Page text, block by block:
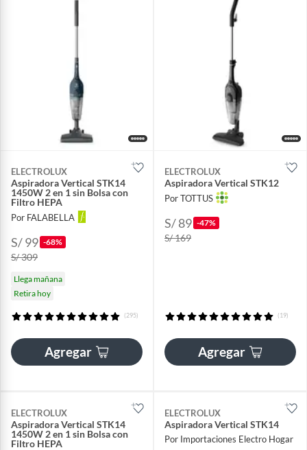
ELECTROLUX
Aspiradora Vertical STK14
1450W 2 en 1 sin Bolsa con
Filtro HEPA
Por FALABELLA
S/ 99 -68%
S/ 309
Llega mañana
Retira hoy
(295)
Agregar
ELECTROLUX
Aspiradora Vertical STK12
Por TOTTUS
S/ 89 -47%
S/ 169
(19)
Agregar
ELECTROLUX
Aspiradora Vertical STK14
1450W 2 en 1 sin Bolsa con
Filtro HEPA
ELECTROLUX
Aspiradora Vertical STK14
Por Importaciones Electro Hogar